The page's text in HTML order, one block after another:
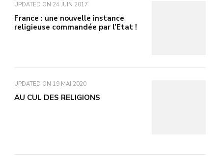
UPDATED ON 24 JUIN 2017
France : une nouvelle instance
religieuse commandée par l’Etat !
UPDATED ON 19 MAI 2020
AU CUL DES RELIGIONS